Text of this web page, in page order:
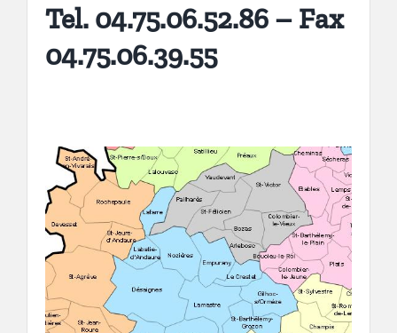
Tel. 04.75.06.52.86 – Fax
04.75.06.39.55